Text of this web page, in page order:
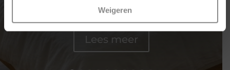
Weigeren
vermoeidheid....
Lees meer